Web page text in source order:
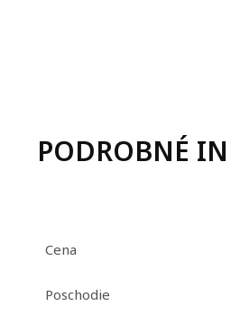
PODROBNÉ
Cena
Poschodie